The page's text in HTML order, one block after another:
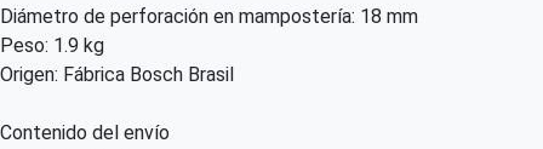
Diámetro de perforación en mampostería: 18 mm
Peso: 1.9 kg
Origen: Fábrica Bosch Brasil
Contenido del envío